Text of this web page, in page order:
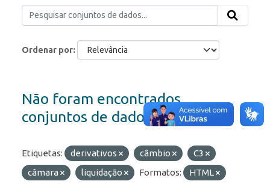
Ordenar por
Não foram encontrados
conjuntos de dados
Etiquetas: derivativos câmbio
C3
câmara
liquidação Formatos:
HTML